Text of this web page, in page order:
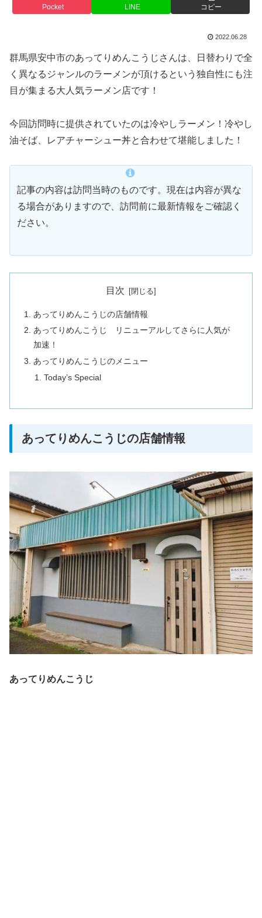
Pocket LINE コピー
2022.06.28
群馬県安中市のあってりめんこうじさんは、日替わりで全
く異なるジャンルのラーメンが頂けるという独自性にも注
目が集まる大人気ラーメン店です！
今回訪問時に提供されていたのは冷やしラーメン！冷やし
油そば、レアチャーシュー丼と合わせて堪能しました！
記事の内容は訪問当時のものです。現在は内容が異な
る場合がありますので、訪問前に最新情報をご確認く
ださい。
目次
あってりめんこうじの店舗情報
あってりめんこうじ リニューアルしてさらに人気が
加速！
あってりめんこうじのメニュー
Today’s Special
あってりめんこうじの店舗情報
あってりめんこうじ